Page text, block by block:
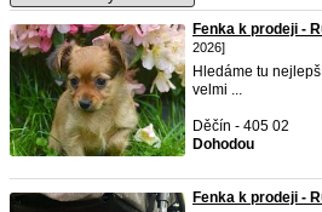
Fenka k prodeji -
2026]
Hledáme tu
velmi ...
Děčín - 405 02
Dohodou
Fenka k prodeji -